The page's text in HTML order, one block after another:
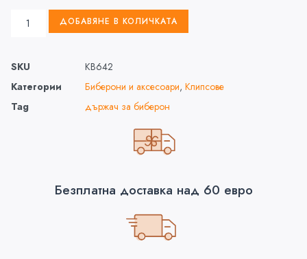
ДОБАВЯНЕ В КОЛИЧКАТА
SKU
KB642
Категории
Биберони и аксесоари, Клипсове
Tag
държач за биберон
Безплатна доставка над 60 евро